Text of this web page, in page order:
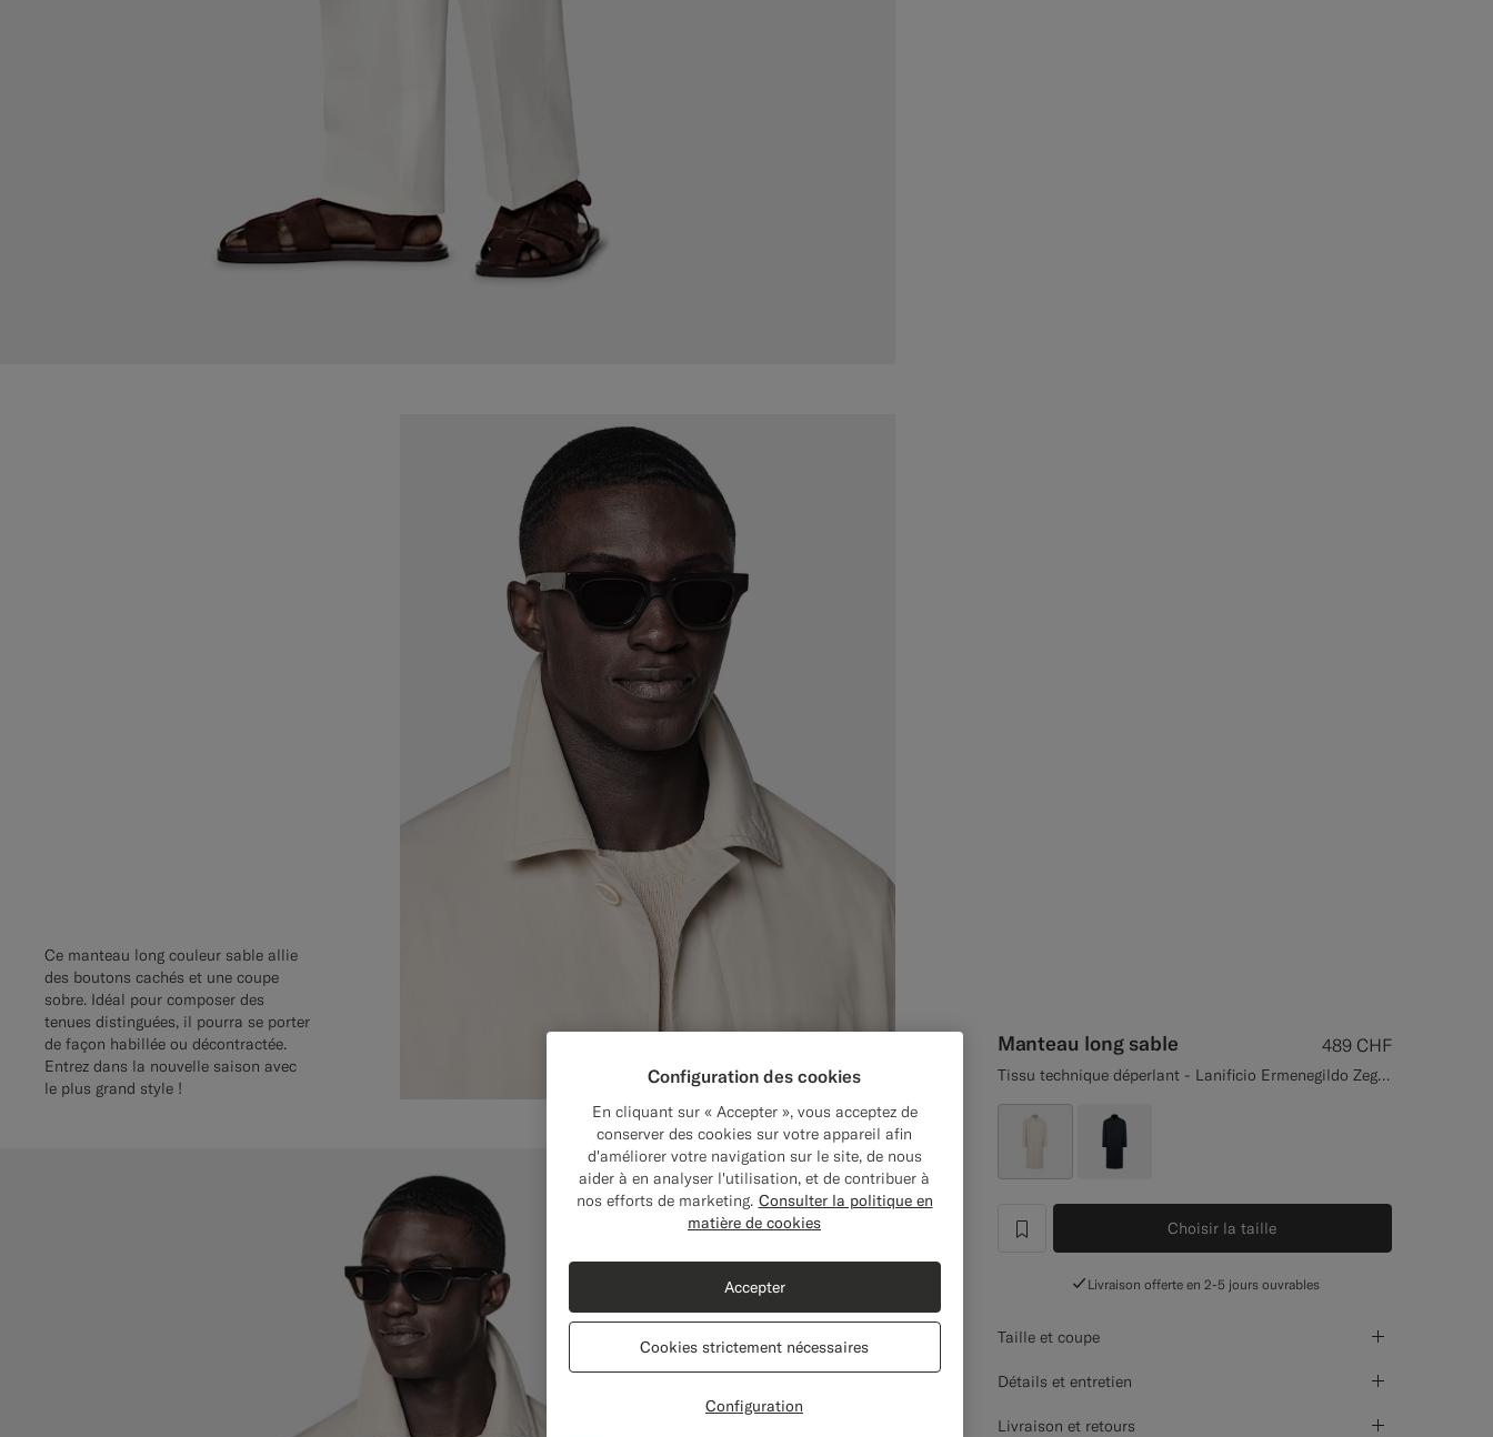
Manteau long sable 489 CHF
Tissu technique déperlant - Lanificio Ermenegildo Zegna, Italie
label.header.wishlist
Choisir la taille
Livraison offerte en 2-5 jours ouvrables
Taille et coupe
Détails et entretien
Livraison et retours
Ce manteau long couleur sable allie
des boutons cachés et une coupe
sobre. Idéal pour composer des
tenues distinguées, il pourra se porter
de façon habillée ou décontractée.
Entrez dans la nouvelle saison avec
le plus grand style !
Configuration des cookies
En cliquant sur « Accepter », vous acceptez de
conserver des cookies sur votre appareil afin
d'améliorer votre navigation sur le site, de nous
aider à en analyser l'utilisation, et de contribuer à
nos efforts de marketing. Consulter la politique en
matière de cookies
Configuration
Cookies strictement nécessaires
Accepter